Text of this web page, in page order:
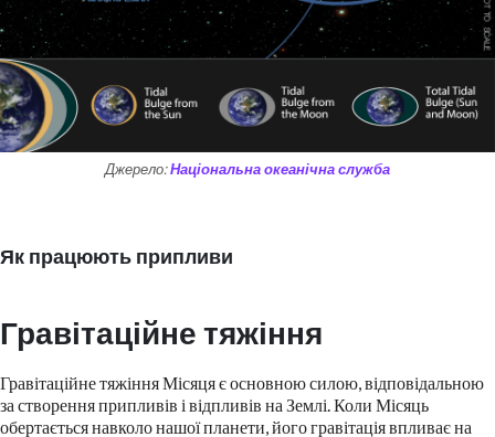
Джерело:Національна океанічна служба
Як працюють припливи
Гравітаційне тяжіння
Гравітаційне тяжіння Місяця є основною силою, відповідальною
за створення припливів і відпливів на Землі. Коли Місяць
обертається навколо нашої планети, його гравітація впливає на